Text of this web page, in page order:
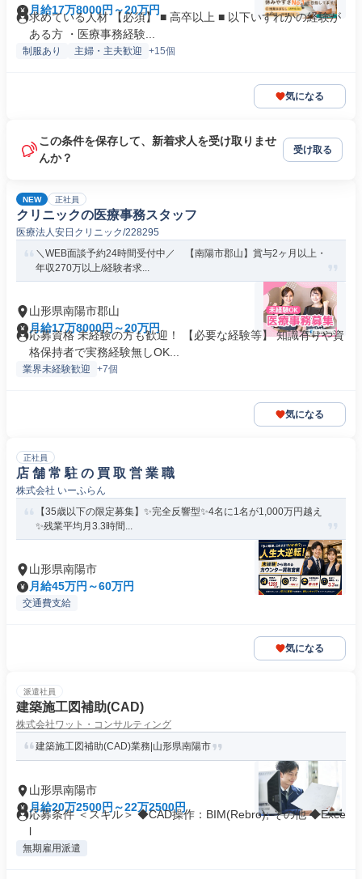
月給17万8000円～20万円
求めている人材 【必須】 ■ 高卒以上 ■ 以下いずれかの経験が
ある方 ・医療事務経験...
制服あり 主婦・主夫歓迎 +15個
気になる
この条件を保存して、新着求人を受け取りませ
んか？
受け取る
NEW 正社員
クリニックの医療事務スタッフ
医療法人安日クリニック/228295
＼WEB面談予約24時間受付中／ 【南陽市郡山】賞与2ヶ月以上・
年収270万以上/経験者求...
山形県南陽市郡山
月給17万8000円～20万円
応募資格 未経験の方も歓迎！ 【必要な経験等】 知識有りや資
格保持者で実務経験無しOK...
業界未経験歓迎 +7個
気になる
正社員
店 舗 常 駐 の 買 取 営 業 職
株式会社 いーふらん
【35歳以下の限定募集】✨完全反響型✨4名に1名が1,000万円越え
✨残業平均月3.3時間...
山形県南陽市
月給45万円～60万円
交通費支給
気になる
派遣社員
建築施工図補助(CAD)
株式会社ワット・コンサルティング
建築施工図補助(CAD)業務|山形県南陽市
山形県南陽市
月給20万2500円～22万2500円
応募条件 ＜スキル＞ ◆CAD操作：BIM(Rebro); その他 ◆Exce
l
無期雇用派遣